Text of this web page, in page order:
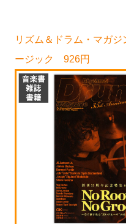
リズム＆ドラム・マガジ
ージック 926円